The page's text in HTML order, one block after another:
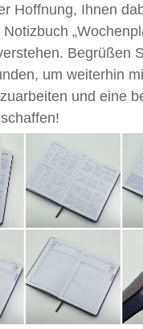
Hoffnung, Ihnen
Begrüßen
um weiterhin
und eine